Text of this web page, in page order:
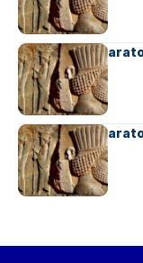
Ahameniş
Ahameniş